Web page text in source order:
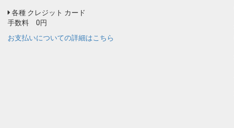
各種 クレジット カード
手数料 0円
お支払いについての詳細はこちら